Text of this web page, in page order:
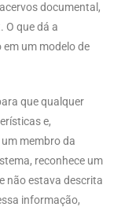
documental,
O que dá a
um modelo de
que qualquer
e,
membro da
reconhece um
não estava descrita
informação,